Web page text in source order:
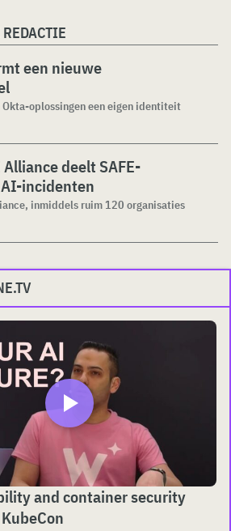
een nieuwe
Okta-oplossingen een eigen identiteit
deelt SAFE-
incidenten
inmiddels ruim 120 organisaties
and container security